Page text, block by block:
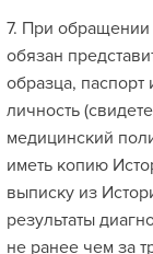
7. При
обязан
образца,
личность
медицинский
иметь копию
выписку из
результаты
не ранее чем за